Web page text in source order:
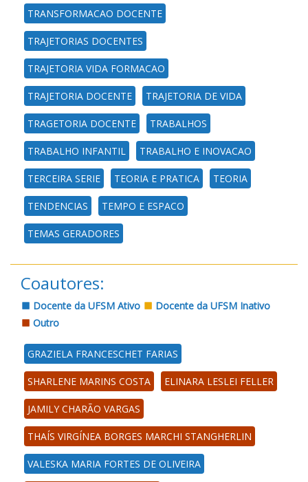
TRANSFORMACAO DOCENTE
TRAJETORIAS DOCENTES
TRAJETORIA VIDA FORMACAO
TRAJETORIA DOCENTE TRAJETORIA DE VIDA
TRAGETORIA DOCENTE TRABALHOS
TRABALHO INFANTIL TRABALHO E INOVACAO
TERCEIRA SERIE TEORIA E PRATICA TEORIA
TENDENCIAS TEMPO E ESPACO
TEMAS GERADORES
Coautores:
Docente da UFSM Ativo
Docente da UFSM Inativo
Outro
GRAZIELA FRANCESCHET FARIAS
SHARLENE MARINS COSTA ELINARA LESLEI FELLER
JAMILY CHARÃO VARGAS
THAÍS VIRGÍNEA BORGES MARCHI STANGHERLIN
VALESKA MARIA FORTES DE OLIVEIRA